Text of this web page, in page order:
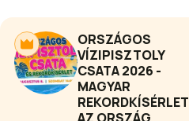
ORSZÁGOS
VÍZIPISZTOLY
CSATA 2026 -
MAGYAR
REKORDKÍSÉRLET